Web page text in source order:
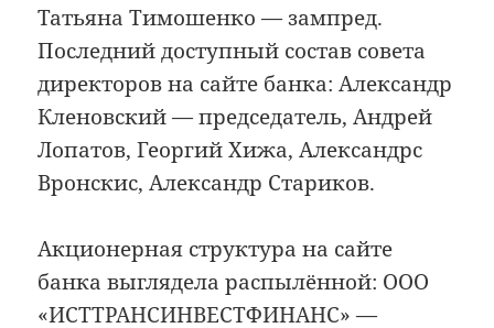
Татьяна Тимошенко — зампред.
Последний доступный состав совета
директоров на сайте банка: Александр
Кленовский — председатель, Андрей
Лопатов, Георгий Хижа, Александрс
Вронскис, Александр Стариков.
Акционерная структура на сайте
банка выглядела распылённой: ООО
«ИСТТРАНСИНВЕСТФИНАНС» —